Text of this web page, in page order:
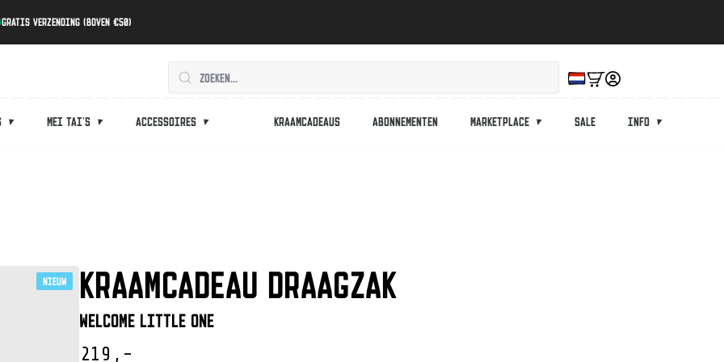
Gratis verzending (boven €50)
Mei tai's Accessoires Kraamcadeaus Abonnementen Marketplace Sale Info
Nieuw KRAAMCADEAU DRAAGZAK
Welcome Little One
219,-